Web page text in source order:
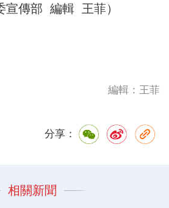
宣傳部 編輯 王菲）
編輯：王菲
分享：
相關新聞